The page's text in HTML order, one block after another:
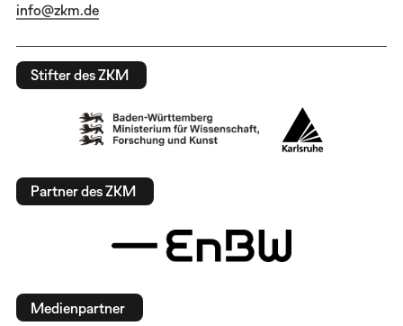
info@zkm.de
Stifter des ZKM
Partner des ZKM
Medienpartner